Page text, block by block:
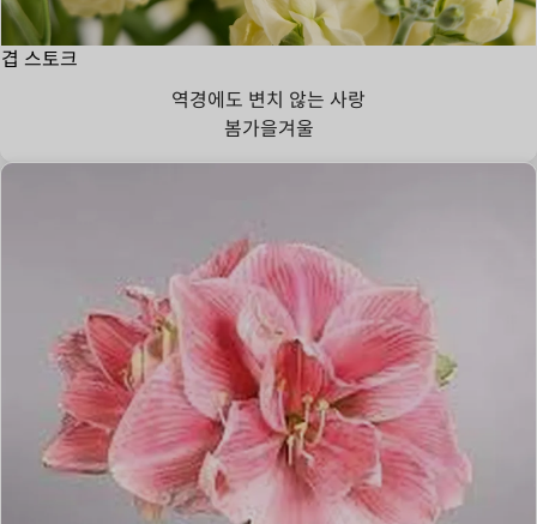
겹 스토크
역경에도 변치 않는 사랑
봄가을겨울